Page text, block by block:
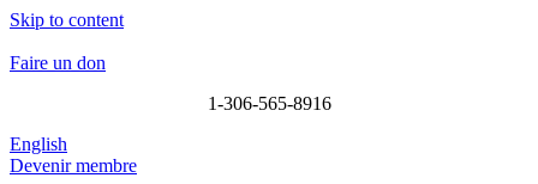
Skip to content
Faire un don
1-306-565-8916
English
Devenir membre